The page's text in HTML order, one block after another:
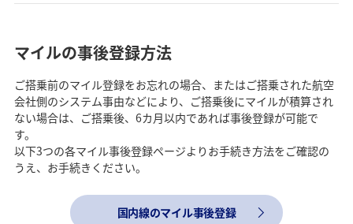
マイルの事後登録方法
ご搭乗前のマイル登録をお忘れの場合、またはご搭乗された航空
会社側のシステム事由などにより、ご搭乗後にマイルが積算され
ない場合は、ご搭乗後、6カ月以内であれば事後登録が可能で
す。
以下3つの各マイル事後登録ページよりお手続き方法をご確認の
うえ、お手続きください。
国内線のマイル事後登録